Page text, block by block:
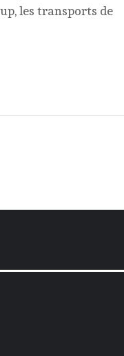
les transports de